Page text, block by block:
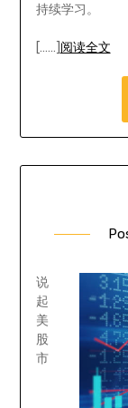
持续学习。
[……] 阅读全文
说
起
美
股
市